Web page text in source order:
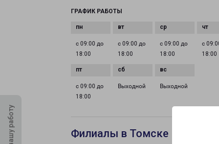
ГРАФИК РАБОТЫ
с 09:00 до
18:00
с 09:00 до
18:00
с 09:00 до
18:00
с
18:00
с 09:00 до
18:00
Выходной Выходной
Филиалы в Томске